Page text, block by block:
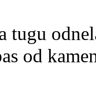
tugu
od